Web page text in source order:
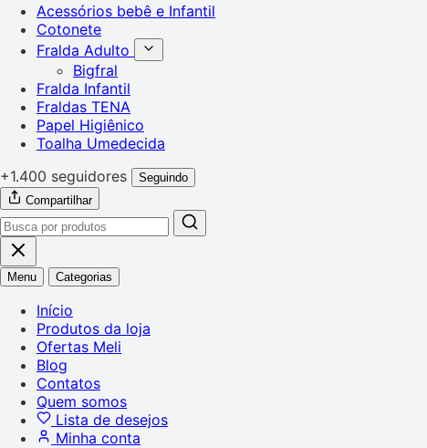
Acessórios bebê e Infantil
Cotonete
Fralda Adulto
Bigfral
Fralda Infantil
Fraldas TENA
Papel Higiênico
Toalha Umedecida
+1.400 seguidores
Seguindo
Compartilhar
Menu Categorias
Início
Produtos da loja
Ofertas Meli
Blog
Contatos
Quem somos
Lista de desejos
Minha conta